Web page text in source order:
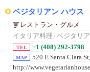
ベジタリアン ハウス
レストラン・グルメ
イタリア料理 / ベジタリ
TEL +1 (408) 292-3798
MAP 520 E Santa Clara St,
http://